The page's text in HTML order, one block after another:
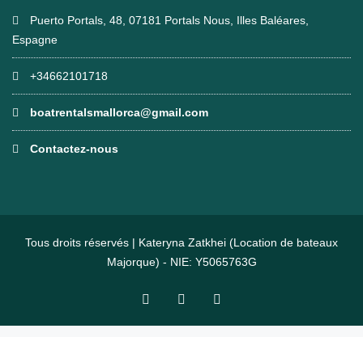
Puerto Portals, 48, 07181 Portals Nous, Illes Baléares,
Espagne
+34662101718
boatrentalsmallorca@gmail.com
Contactez-nous
Tous droits réservés | Kateryna Zatkhei (Location de bateaux
Majorque) - NIE: Y5065763G